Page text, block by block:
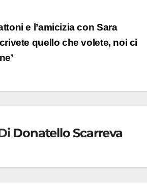
e l’amicizia con Sara
quello che volete, noi ci
Donatello Scarreva